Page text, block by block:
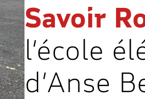
Savoir
l’école
d’Anse